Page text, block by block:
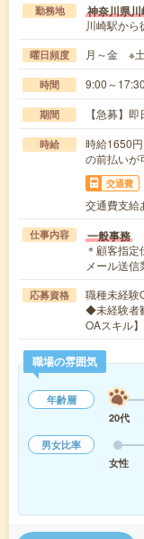
勤務地 神奈川県
川崎駅か
曜日頻度 月～金 ※
時間 9:00～
期間 【急募】
時給
時給1650
の前払いが
交通費
交通費支給
仕事内容 一般事務
＊顧客指
メール送
応募資格
職種未経験
◆未経験者
OAスキル
職場の雰囲気
年齢層
20代
男女比率
女性